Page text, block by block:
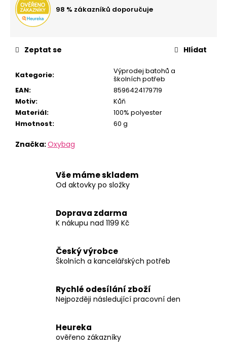
98 % zákazníků doporučuje
Kategorie:
Výprodej batohů a
školních potřeb
EAN:
8596424179719
Motiv:
Kůň
Materiál:
100% polyester
Hmotnost: 60 g
Značka:Oxybag
Zeptat se Hlídat
Vše máme skladem
Od aktovky po složky
Doprava zdarma
K nákupu nad 1199 Kč
Český výrobce
Školních a kancelářských potřeb
Rychlé odesílání zboží
Nejpozději následující pracovní den
Heureka
ověřeno zákazníky
m
e
KLÍČENKA
PLAYWORLD
69
Kč